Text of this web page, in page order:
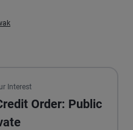
Interest
Order: Public